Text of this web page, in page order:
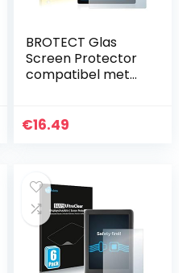
BROTECT Glas
Screen Protector
compatibel met
Gen.)
€16.49